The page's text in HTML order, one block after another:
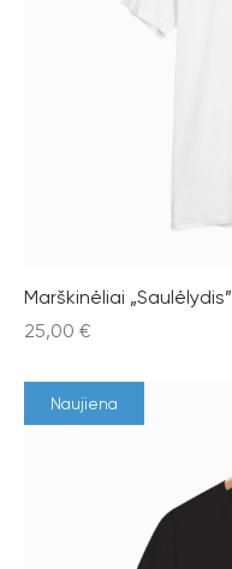
Marškinėliai „Saulėlydis”
25,00 €
Naujiena